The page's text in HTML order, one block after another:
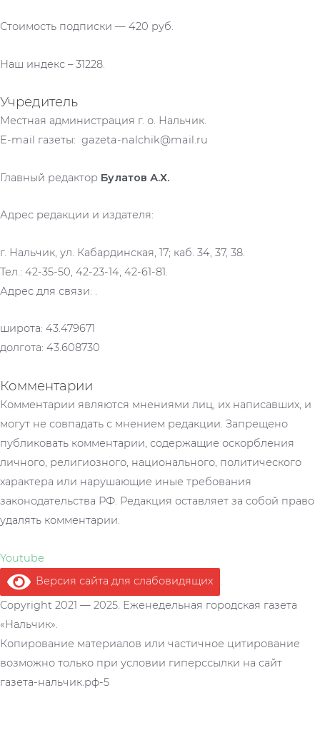
Стоимость подписки — 420 руб.
Наш индекс – 31228.
Учредитель
Местная администрация г. о. Нальчик.
E-mail газеты: gazeta-nalchik@mail.ru
Главный редактор Булатов А.Х.
Адрес редакции и издателя:
г. Нальчик, ул. Кабардинская, 17; каб. 34, 37, 38.
Тел.: 42-35-50, 42-23-14, 42-61-81.
Адрес для связи: .
широта: 43.479671
долгота: 43.608730
Комментарии
Комментарии являются мнениями лиц, их написавших, и
могут не совпадать с мнением редакции. Запрещено
публиковать комментарии, содержащие оскорбления
личного, религиозного, национального, политического
характера или нарушающие иные требования
законодательства РФ. Редакция оставляет за собой право
удалять комментарии.
Youtube
Версия сайта для слабовидящих
.
Copyright 2021 — 2025. Еженедельная городская газета
«Нальчик».
Копирование материалов или частичное цитирование
возможно только при условии гиперссылки на сайт
газета-нальчик.рф-5